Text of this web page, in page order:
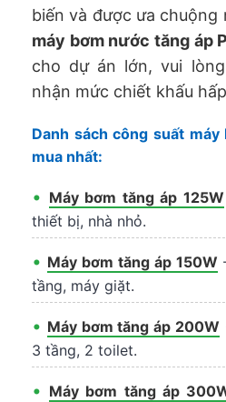
biến và được ưa chuộng
máy bơm nước tăng áp
cho dự án lớn, vui
nhận mức chiết khấu
Danh sách công suất
mua nhất:
• Máy bơm tăng áp 125W
thiết bị, nhà nhỏ.
• Máy bơm tăng áp 150W
tầng, máy giặt.
• Máy bơm tăng áp 200W
3 tầng, 2 toilet.
• Máy bơm tăng áp